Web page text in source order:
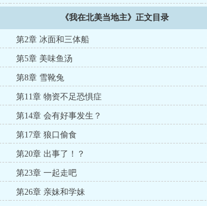
《我在北美当地主》正文目录
第2章 冰面和三体船
第5章 美味鱼汤
第8章 雪靴兔
第11章 物资不足恐惧症
第14章 会有好事发生？
第17章 狼口偷食
第20章 出事了！？
第23章 一起走吧
第26章 亲妹和学妹